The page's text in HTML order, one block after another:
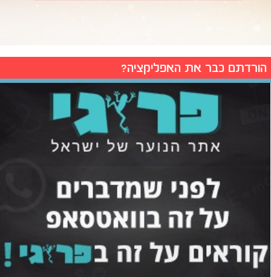
הורדתם כבר את האפליקציה?